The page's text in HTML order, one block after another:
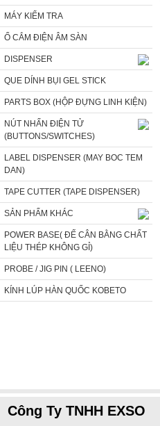
MÁY KIỂM TRA
Ổ CẮM ĐIỆN ÂM SÀN
DISPENSER
QUE DÍNH BỤI GEL STICK
PARTS BOX (HỘP ĐỰNG LINH KIỆN)
NÚT NHẤN ĐIỆN TỬ
(BUTTONS/SWITCHES)
LABEL DISPENSER (MAY BOC TEM
DAN)
TAPE CUTTER (TAPE DISPENSER)
SẢN PHẨM KHÁC
POWER BASE( ĐẾ CÂN BẰNG CHẤT
LIỆU THÉP KHÔNG GỈ)
PROBE / JIG PIN ( LEENO)
KÍNH LÚP HÀN QUỐC KOBETO
Công Ty TNHH EXSO